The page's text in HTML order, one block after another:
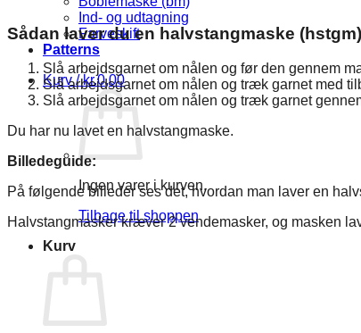
Ind- og udtagning
Farveskift
Patterns
Kurv /kr.0,00
Ingen varer i kurven.
Tilbage til shoppen
Kurv
Sådan laver du en halvstangmaske (hstgm)
Slå arbejdsgarnet om nålen og før den gennem
Slå arbejdsgarnet om nålen og træk garnet med
Slå arbejdsgarnet om nålen og træk garnet
Du har nu lavet en halvstangmaske.
Billedeguide:
På følgende billeder ses det, hvordan man laver en
Halvstangmasker kræver 2 vendemasker, og masken